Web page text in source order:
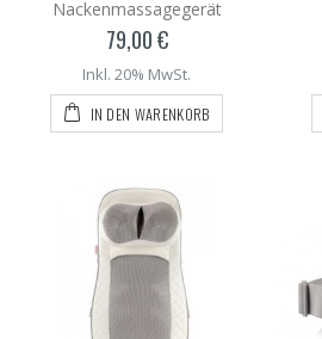
Nackenmassagegerät
79,00 €
Inkl. 20% MwSt.
IN DEN WARENKORB